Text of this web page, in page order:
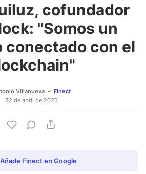
cofundador
"Somos un
conectado con el
Villanueva
Finect
22 de abril de 2025
Añade Finect en Google